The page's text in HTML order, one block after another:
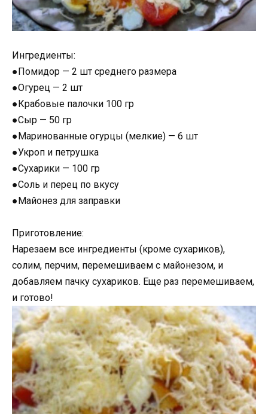
Ингредиенты:
●Помидор — 2 шт среднего размера
●Огурец — 2 шт
●Крабовые палочки 100 гр
●Сыр — 50 гр
●Маринованные огурцы (мелкие) — 6 шт
●Укроп и петрушка
●Сухарики — 100 гр
●Соль и перец по вкусу
●Майонез для заправки
Приготовление:
Нарезаем все ингредиенты (кроме сухариков),
солим, перчим, перемешиваем с майонезом, и
добавляем пачку сухариков. Еще раз перемешиваем,
и готово!